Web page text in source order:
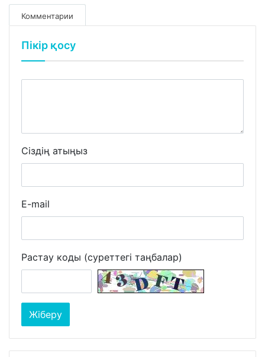
Комментарии
Пікір қосу
Сіздің атыңыз
E-mail
Растау коды (суреттегі таңбалар)